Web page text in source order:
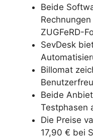
Beide
ZUGFeRD-
SevDesk
Billomat
Beide
Testphasen
Die Preise
17,90 € bei